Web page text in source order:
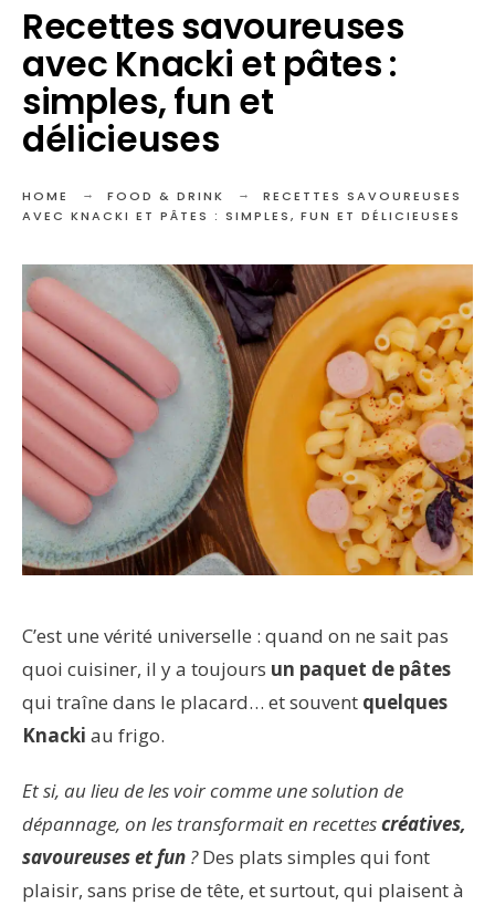
Recettes savoureuses
avec Knacki et pâtes :
simples, fun et
délicieuses
HOME FOOD & DRINK
RECETTES SAVOUREUSES
AVEC KNACKI ET PÂTES : SIMPLES, FUN ET DÉLICIEUSES
C’est une vérité universelle : quand on ne sait pas
quoi cuisiner, il y a toujours un paquet de pâtes
qui traîne dans le placard… et souvent quelques
Knacki au frigo.
Et si, au lieu de les voir comme une solution de
dépannage, on les transformait en recettescréatives,
savoureuses et fun ?Des plats simples qui font
plaisir, sans prise de tête, et surtout, qui plaisent à